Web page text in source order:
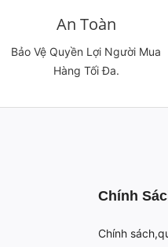
An Toàn
Bảo Vệ Quyền Lợi Người Mua
Hàng Tối Đa.
Chính
Chính